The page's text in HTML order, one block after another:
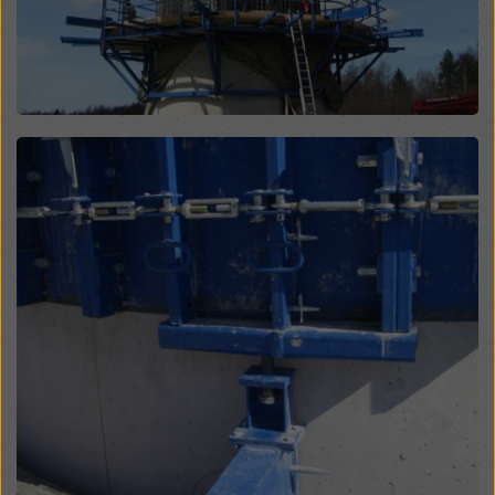
Open
legales efectivos contra esto. Puede rechazar todas
las cookies que requieran consentimiento haciendo
clic en «Rechazar» o ajustando su
configuración de
haciendo clic en configuración de cookies en
la parte inferior de este sitio web y utilizando las
revocar su consentimiento en cualquier momento con
efecto futuro y sin indicar un motivo haciendo clic en
configuración de cookiesen la parte inferior de este
sitio web.
Puede encontrar más información sobre nuestras
cookies
en nuestra política de privacidad
. También le
ofrecemos la opción de seleccionar sus cookies
(configuración avanzada de cookies).